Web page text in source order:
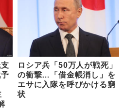
ロシア兵「50万人が戦死」
の衝撃…「借金帳消し」を
エサに入隊を呼びかける窮
状